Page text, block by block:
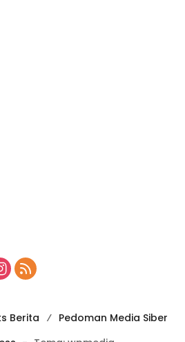
Berita
Pedoman Media Siber